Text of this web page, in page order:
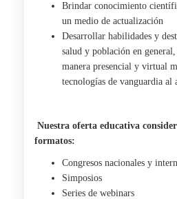
Brindar conocimiento
un medio de actualización
Desarrollar habilidades y
salud y población en
manera presencial y virtual
tecnologías de vanguardia al
Nuestra oferta educativa
formatos:
Congresos nacionales y
Simposios
Series de webinars